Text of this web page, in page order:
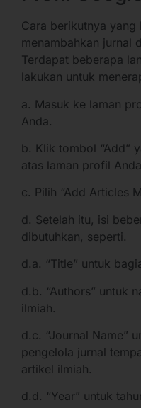
Cara berikutnya yang
menambahkan jurnal
Terdapat beberapa
lakukan untuk
a. Masuk ke laman
Anda.
b. Klik tombol “Add”
atas laman profil
c. Pilih “Add Articles
d. Setelah itu, isi
dibutuhkan, seperti.
d.a. “Title” untuk
d.b. “Authors” untuk
ilmiah.
d.c. “Journal Name”
pengelola jurnal
artikel ilmiah.
d.d. “Year” untuk